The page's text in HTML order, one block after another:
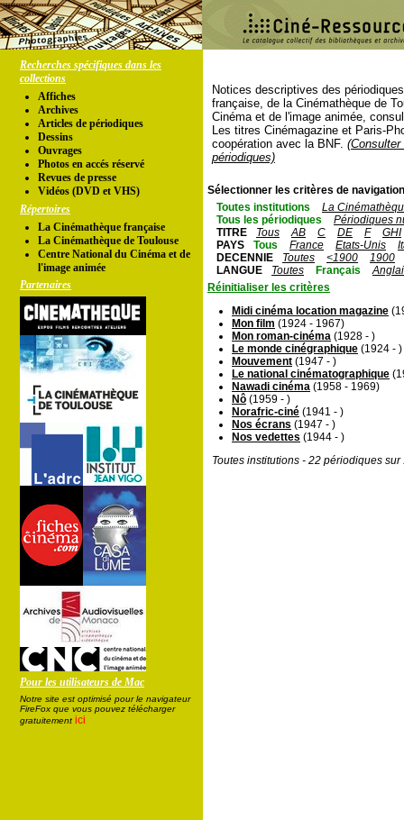
Recherches spécifiques dans les
collections
Affiches
Archives
Articles de périodiques
Dessins
Ouvrages
Photos en accés réservé
Revues de presse
Vidéos (DVD et VHS)
Répertoires
La Cinémathèque française
La Cinémathèque de Toulouse
Centre National du Cinéma et de
l'image animée
Partenaires
Pour les utilisateurs de Mac
Notre site est optimisé pour le navigateur
FireFox que vous pouvez télécharger
gratuitement ici
Notices descriptives des
française, de la Cinémathèque de
Cinéma et de l'image animée,
Les titres Cinémagazine et Paris-
coopération avec la BNF.
périodiques)
Sélectionner les critères de
Toutes institutions
La
Tous les périodiques
Périodiques
TITRE
Tous AB C DE F
GHI
PAYS
Tous France Etats-Unis
DECENNIE
Toutes <1900
1900
LANGUE
Toutes Français
Réinitialiser les critères
Midi cinéma location magazine
Mon film (1924 - 1967)
Mon roman-cinéma (1928 - )
Le monde cinégraphique (1924 - )
Mouvement (1947 - )
Le national cinématographique
Nawadi cinéma (1958 - 1969)
Nô (1959 - )
Norafric-ciné (1941 - )
Nos écrans (1947 - )
Nos vedettes (1944 - )
Toutes institutions - 22 périodiques sur